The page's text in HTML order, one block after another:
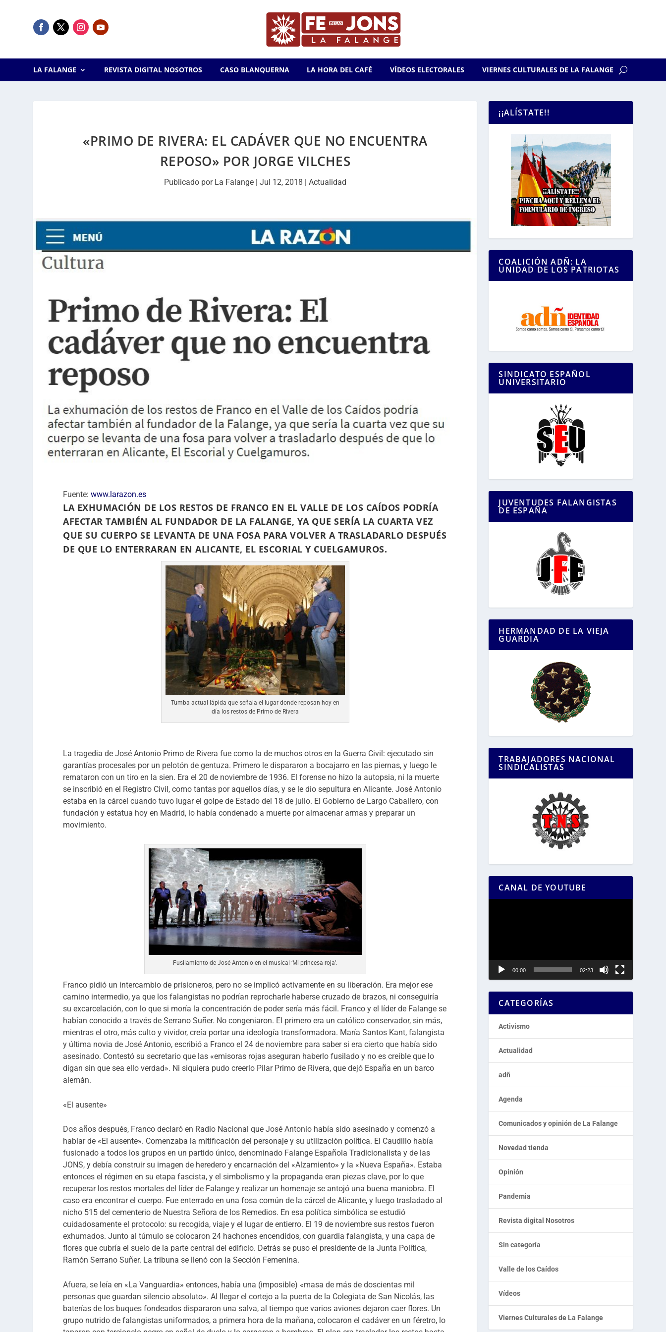
LA FALANGE REVISTA DIGITAL NOSOTROS CASO BLANQUERNA LA HORA DEL CAFÉ VÍDEOS ELECTORALES VIERNES CULTURALES DE LA FALANGE
«PRIMO DE RIVERA: EL CADÁVER QUE NO ENCUENTRA
REPOSO» POR JORGE VILCHES
Publicado por La Falange| Jul 12, 2018 | Actualidad
Fuente:www.larazon.es
LA EXHUMACIÓN DE LOS RESTOS DE FRANCO EN EL VALLE DE LOS CAÍDOS PODRÍA
AFECTAR TAMBIÉN AL FUNDADOR DE LA FALANGE, YA QUE SERÍA LA CUARTA VEZ
QUE SU CUERPO SE LEVANTA DE UNA FOSA PARA VOLVER A TRASLADARLO DESPUÉS
DE QUE LO ENTERRARAN EN ALICANTE, EL ESCORIAL Y CUELGAMUROS.
Tumba actual lápida que señala el lugar donde reposan hoy en
día los restos de Primo de Rivera
La tragedia de José Antonio Primo de Rivera fue como la de muchos otros en la Guerra Civil: ejecutado sin
garantías procesales por un pelotón de gentuza. Primero le dispararon a bocajarro en las piernas, y luego le
remataron con un tiro en la sien. Era el 20 de noviembre de 1936. El forense no hizo la autopsia, ni la muerte
se inscribió en el Registro Civil, como tantas por aquellos días, y se le dio sepultura en Alicante. José Antonio
estaba en la cárcel cuando tuvo lugar el golpe de Estado del 18 de julio. El Gobierno de Largo Caballero, con
fundación y estatua hoy en Madrid, lo había condenado a muerte por almacenar armas y preparar un
movimiento.
Fusilamiento de José Antonio en el musical ‘Mi princesa roja’.
Franco pidió un intercambio de prisioneros, pero no se implicó activamente en su liberación. Era mejor ese
camino intermedio, ya que los falangistas no podrían reprocharle haberse cruzado de brazos, ni conseguiría
su excarcelación, con lo que si moría la concentración de poder sería más fácil. Franco y el líder de Falange se
habían conocido a través de Serrano Suñer. No congeniaron. El primero era un católico conservador, sin más,
mientras el otro, más culto y vividor, creía portar una ideología transformadora. María Santos Kant, falangista
y última novia de José Antonio, escribió a Franco el 24 de noviembre para saber si era cierto que había sido
asesinado. Contestó su secretario que las «emisoras rojas aseguran haberlo fusilado y no es creíble que lo
digan sin que sea ello verdad». Ni siquiera pudo creerlo Pilar Primo de Rivera, que dejó España en un barco
alemán.
«El ausente»
Dos años después, Franco declaró en Radio Nacional que José Antonio había sido asesinado y comenzó a
hablar de «El ausente». Comenzaba la mitificación del personaje y su utilización política. El Caudillo había
fusionado a todos los grupos en un partido único, denominado Falange Española Tradicionalista y de las
JONS, y debía construir su imagen de heredero y encarnación del «Alzamiento» y la «Nueva España». Estaba
entonces el régimen en su etapa fascista, y el simbolismo y la propaganda eran piezas clave, por lo que
recuperar los restos mortales del líder de Falange y realizar un homenaje se antojó una buena maniobra. El
caso era encontrar el cuerpo. Fue enterrado en una fosa común de la cárcel de Alicante, y luego trasladado al
nicho 515 del cementerio de Nuestra Señora de los Remedios. En esa política simbólica se estudió
cuidadosamente el protocolo: su recogida, viaje y el lugar de entierro. El 19 de noviembre sus restos fueron
exhumados. Junto al túmulo se colocaron 24 hachones encendidos, con guardia falangista, y una capa de
flores que cubría el suelo de la parte central del edificio. Detrás se puso el presidente de la Junta Política,
Ramón Serrano Suñer. La tribuna se llenó con la Sección Femenina.
Afuera, se leía en «La Vanguardia» entonces, había una (imposible) «masa de más de doscientas mil
personas que guardan silencio absoluto». Al llegar el cortejo a la puerta de la Colegiata de San Nicolás, las
baterías de los buques fondeados dispararon una salva, al tiempo que varios aviones dejaron caer flores. Un
grupo nutrido de falangistas uniformados, a primera hora de la mañana, colocaron el cadáver en un féretro, lo
¡¡ALÍSTATE!!
COALICIÓN ADÑ: LA
UNIDAD DE LOS PATRIOTAS
SINDICATO ESPAÑOL
UNIVERSITARIO
JUVENTUDES FALANGISTAS
DE ESPAÑA
HERMANDAD DE LA VIEJA
GUARDIA
TRABAJADORES NACIONAL
SINDICALISTAS
CANAL DE YOUTUBE
00:00 02:23
CATEGORÍAS
Activismo
Actualidad
adñ
Agenda
Comunicados y opinión de La Falange
Novedad tienda
Opinión
Pandemia
Revista digital Nosotros
Sin categoría
Valle de los Caídos
Vídeos
Viernes Culturales de La Falange